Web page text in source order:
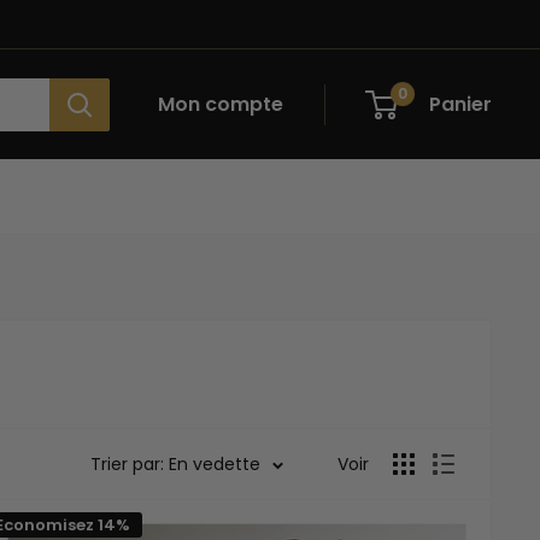
Mon compte 0 Panier
Trier par: En vedette Voir
14%